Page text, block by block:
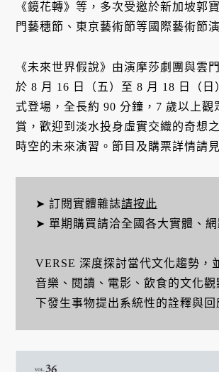
《鏡花轉》等，多次受邀於新加坡郭
門藝穗節、東京藝術節等國際藝術節
《未來世界假說》由演摩莎劇團與雲
於 8 月 16 日（五）至 8 月 18 日（日
式登場，全長約 90 分鐘，7 歲以上觀
賞，歡迎到淡水投身虛實交織的奇想
時空的未來演習。節目及購票詳情請
➤ 訂閱實體雜誌請按此
➤ 單期購買請洽全國各大實體、網
VERSE 深度探討當代文化趨勢，
音樂、閱讀、電影、飲食的文化觀
下發生事物提出系統性的詮釋與回